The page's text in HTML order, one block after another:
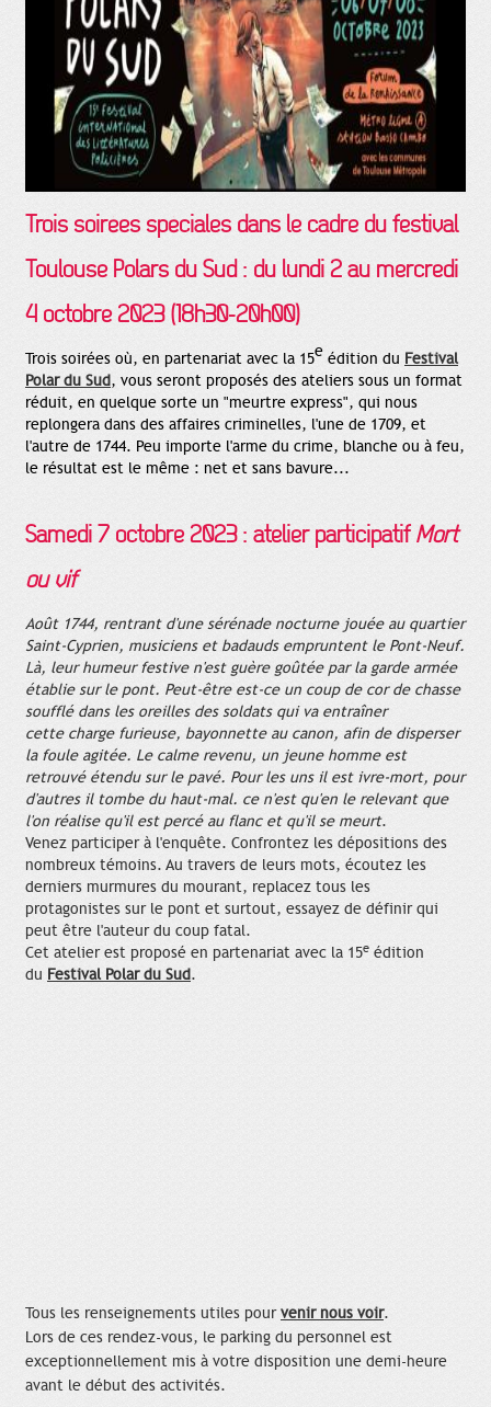
Trois soirées spéciales dans le cadre du festival
Toulouse Polars du Sud : du lundi 2 au mercredi
4 octobre 2023(18h30-20h00)
Trois soirées où, en partenariat avec la 15e édition du Festival
Polar du Sud, vous seront proposés des ateliers sous un format
réduit, en quelque sorte un "meurtre express", qui nous
replongera dans des affaires criminelles, l'une de 1709, et
l'autre de 1744. Peu importe l'arme du crime, blanche ou à feu,
le résultat est le même : net et sans bavure...
Samedi 7 octobre 2023: atelier participatif Mort
ou vif
Août 1744, rentrant d'une sérénade nocturne jouée au quartier
Saint-Cyprien, musiciens et badauds empruntent le Pont-Neuf.
Là, leur humeur festive n'est guère goûtée par la garde armée
établie sur le pont. Peut-être est-ce un coup de cor de chasse
soufflé dans les oreilles des soldats qui va entraîner
cette charge furieuse, bayonnette au canon, afin de disperser
la foule agitée. Le calme revenu, un jeune homme est
retrouvé étendu sur le pavé. Pour les uns il est ivre-mort, pour
d'autres il tombe du haut-mal. ce n'est qu'en le relevant que
l'on réalise qu'il est percé au flanc et qu'il se meurt.
Venez participer à l'enquête. Confrontez les dépositions des
nombreux témoins. Au travers de leurs mots, écoutez les
derniers murmures du mourant, replacez tous les
protagonistes sur le pont et surtout, essayez de définir qui
peut être l'auteur du coup fatal.
Cet atelier est proposé en partenariat avec la 15e édition
du Festival Polar du Sud.
Tous les renseignements utiles pourvenir nous voir.
Lors de ces rendez-vous, le parking du personnel est
exceptionnellement mis à votre disposition une demi-heure
avant le début des activités.